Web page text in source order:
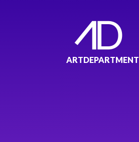
ARTDEPARTMENT